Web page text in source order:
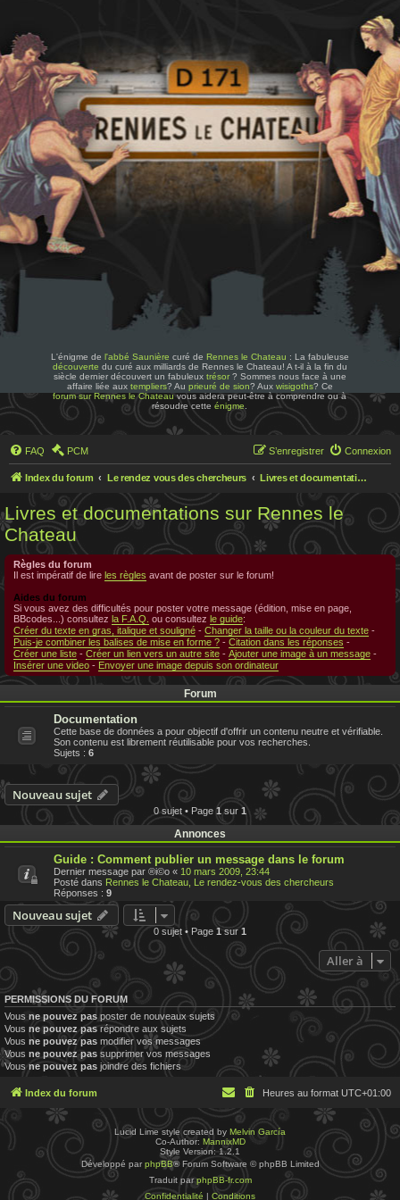
L'énigme de l'abbé Saunière curé de Rennes le Chateau : La fabuleuse
découverte du curé aux milliards de Rennes le Chateau! A t-il à la fin du
siècle dernier découvert un fabuleux trésor? Sommes nous face à une
affaire liée aux templiers? Au prieuré de sion? Aux wisigoths? Ce
forum sur Rennes le Chateauvous aidera peut-être à comprendre ou à
résoudre cetteénigme
FAQ PCM Connexion
S’enregistrer
Index du forum Le rendez vous des chercheurs Livres et documentations sur Rennes le Chateau
Livres et documentations sur Rennes le
Chateau
Règles du forum
Il est impératif de lire les règles avant de poster sur le forum!
Aides du forum
Si vous avez des difficultés pour poster votre message (édition, mise en page,
BBcodes...) consultez la F.A.Q. ou consultez le guide:
Créer du texte en gras, italique et souligné - Changer la taille ou la couleur du texte -
Puis-je combiner les balises de mise en forme ? - Citation dans les réponses -
Créer une liste - Créer un lien vers un autre site - Ajouter une image à un message -
Insérer une video - Envoyer une image depuis son ordinateur
Forum
Documentation
Cette base de données a pour objectif d'offrir un contenu neutre et vérifiable.
Son contenu est librement réutilisable pour vos recherches.
Sujets : 6
Nouveau sujet
0 sujet • Page 1sur 1
Annonces
Guide : Comment publier un message dans le forum
Dernier message par ®i©o « 10 mars 2009, 23:44
Posté dans Rennes le Chateau, Le rendez-vous des chercheurs
Réponses : 9
Nouveau sujet
0 sujet • Page 1sur1
Aller à
PERMISSIONS DU FORUM
Vous ne pouvez pas poster de nouveaux sujets
Vous ne pouvez pasrépondre aux sujets
Vous ne pouvez pas modifier vos messages
Vous ne pouvez pas supprimer vos messages
Vousne pouvez pas joindre des fichiers
Index du forum Heures au format UTC+01:00
Lucid Lime style created by Melvin García
Co-Author: MannixMD
Style Version: 1.2.1
Développé par phpBB® Forum Software © phpBB Limited
Traduit parphpBB-fr.com
Confidentialité | Conditions